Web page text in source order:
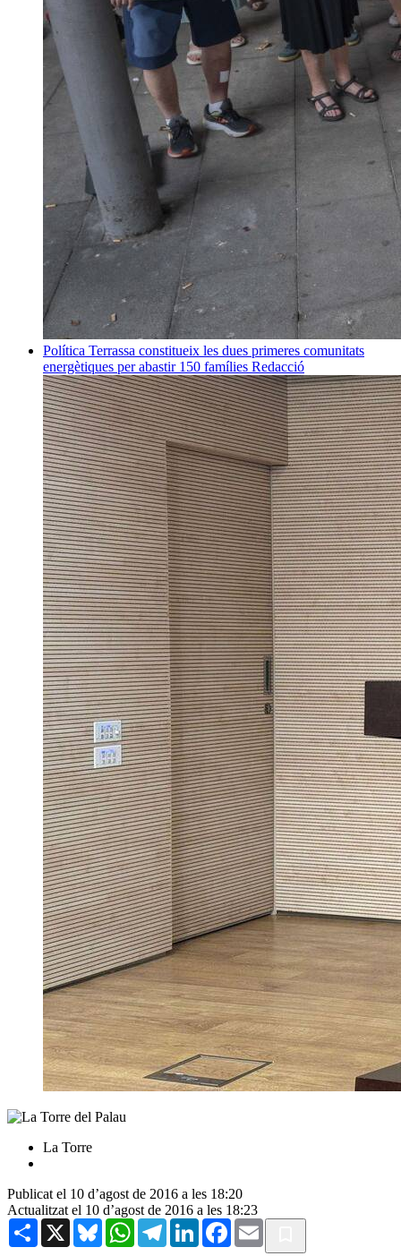
Política Terrassa constitueix les dues primeres comunitats
energètiques per abastir 150 famílies Redacció
La Torre
Publicat el 10 d’agost de 2016 a les 18:20
Actualitzat el 10 d’agost de 2016 a les 18:23
Share X BlueskyWhatsAppTelegramLinkedInFacebook
Email